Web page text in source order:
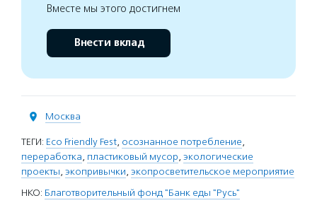
Вместе мы этого достигнем
Внести вклад
Москва
ТЕГИ: Eco Friendly Fest, осознанное потребление,
переработка, пластиковый мусор, экологические
проекты, экопривычки, экопросветительское мероприятие
НКО: Благотворительный фонд "Банк еды "Русь"